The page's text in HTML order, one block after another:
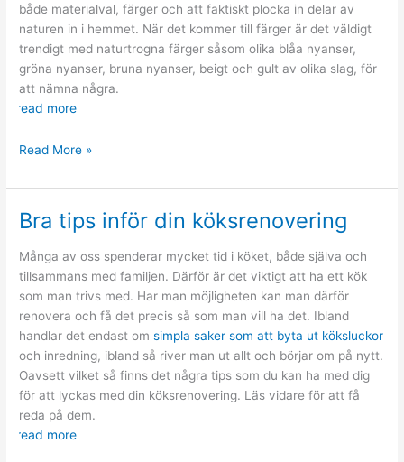
både materialval, färger och att faktiskt plocka in delar av
naturen in i hemmet. När det kommer till färger är det väldigt
trendigt med naturtrogna färger såsom olika blåa nyanser,
gröna nyanser, bruna nyanser, beigt och gult av olika slag, för
att nämna några.
read more
Kökstrender
Read More »
Bra tips inför din köksrenovering
Många av oss spenderar mycket tid i köket, både själva och
tillsammans med familjen. Därför är det viktigt att ha ett kök
som man trivs med. Har man möjligheten kan man därför
renovera och få det precis så som man vill ha det. Ibland
handlar det endast omsimpla saker som att byta ut köksluckor
och inredning, ibland så river man ut allt och börjar om på nytt.
Oavsett vilket så finns det några tips som du kan ha med dig
för att lyckas med din köksrenovering. Läs vidare för att få
reda på dem.
read more